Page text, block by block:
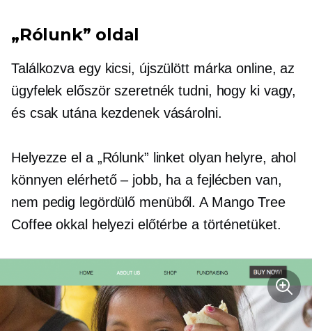
„Rólunk” oldal
Találkozva egy kicsi, újszülöttmárka online, az
ügyfelek először szeretnék tudni, hogy ki vagy,
és csak utána kezdenek vásárolni.
Helyezze el a „Rólunk” linket olyan helyre, ahol
könnyen elérhető – jobb, ha a fejlécben van,
nem pedig legördülő menüből. A Mango Tree
Coffee okkal helyezi előtérbe a történetüket.